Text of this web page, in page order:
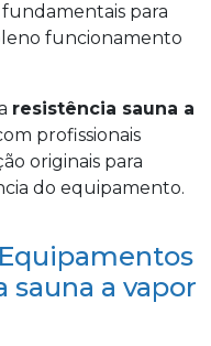
fundamentais para
funcionamento
resistência sauna a
profissionais
originais para
do equipamento.
sauna a vapor